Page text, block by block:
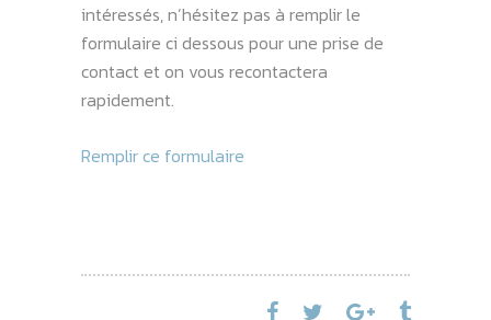
intéressés, n’hésitez pas à remplir le
formulaire ci dessous pour une prise de
contact et on vous recontactera
rapidement.
Remplir ce formulaire